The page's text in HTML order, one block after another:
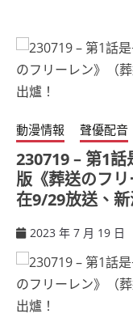
動漫情報 聲優配音
230719 – 第1
版《葬送のフ
在9/29放送、新
2023 年 7 月 19 日